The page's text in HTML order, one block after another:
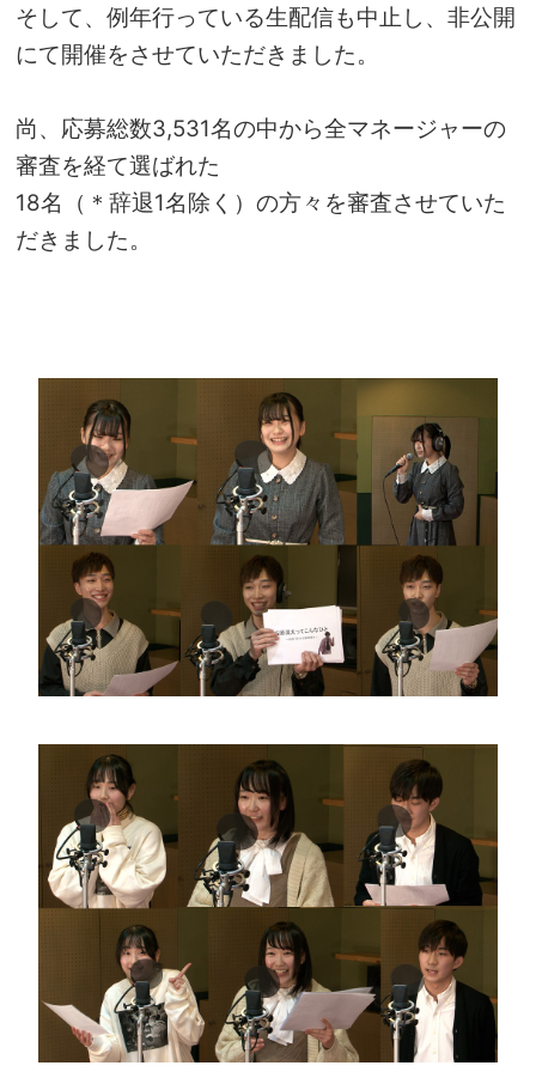
そして、例年行っている生配信も中止し、非公開
にて開催をさせていただきました。
尚、応募総数3,531名の中から全マネージャーの
審査を経て選ばれた
18名（＊辞退1名除く）の方々を審査させていた
だきました。